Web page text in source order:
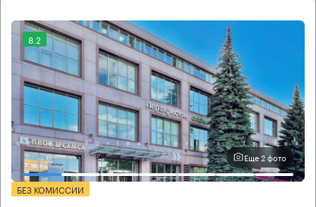
8.2
Еще 2 фото
БЕЗ КОМИССИИ